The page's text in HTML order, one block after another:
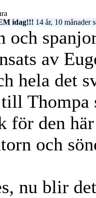
idag!!! 14 år, 10 månader
och
av
hela det
Thompa
för den
och
nu blir